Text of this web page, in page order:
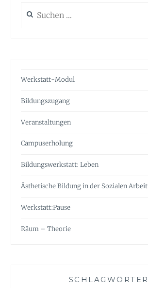
nach:
Werkstatt-Modul
Bildungszugang
Veranstaltungen
Campuserholung
Bildungswerkstatt: Leben
Ästhetische Bildung in der Sozialen Arbeit
Werkstatt:Pause
Räum – Theorie
SCHLAGWÖRTER